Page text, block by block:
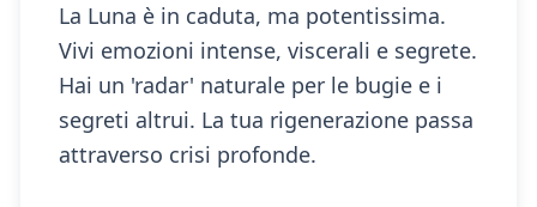
La Luna è in caduta, ma potentissima.
Vivi emozioni intense, viscerali e segrete.
Hai un 'radar' naturale per le bugie e i
segreti altrui. La tua rigenerazione passa
attraverso crisi profonde.